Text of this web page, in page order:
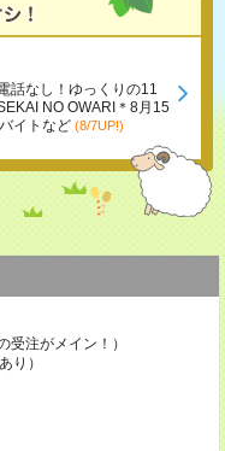
話なし！ゆっくりの11
NO OWARI＊8月15
イトなど (8/7UP!)
受注がメイン！）
り）